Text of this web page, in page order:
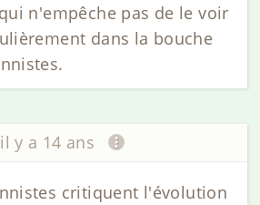
n'empêche pas de le voir
dans la bouche
il y a 14 ans
critiquent l'évolution